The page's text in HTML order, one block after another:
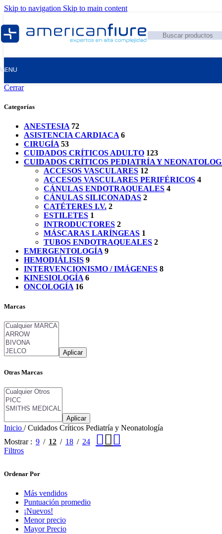
Skip to navigation Skip to main content
Cerrar
Categorías
ANESTESIA 72
ASISTENCIA CARDIACA 6
CIRUGÍA 53
CUIDADOS CRÍTICOS ADULTO 123
CUIDADOS CRÍTICOS PEDIATRÍA Y
ACCESOS VASCULARES 12
ACCESOS VASCULARES PERIFÉRICOS 4
CÁNULAS ENDOTRAQUEALES 4
CÁNULAS SILICONADAS 2
CATÉTERES I.V. 2
ESTILETES 1
INTRODUCTORES 2
MÁSCARAS LARÍNGEAS 1
TUBOS ENDOTRAQUEALES 2
EMERGENTOLOGÍA 9
HEMODIÁLISIS 9
INTERVENCIONISMO / IMÁGENES 8
KINESIOLOGÍA 6
ONCOLOGÍA 16
Marcas
Aplicar
Otras Marcas
Aplicar
Inicio / Cuidados Críticos Pediatría y Neonatología
Mostrar
9 12 18
24
Filtros
Ordenar Por
Más vendidos
Puntuación promedio
¡Nuevos!
Menor precio
Mayor Precio